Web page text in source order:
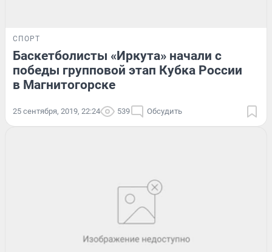
СПОРТ
Баскетболисты «Иркута» начали с
победы групповой этап Кубка России
в Магнитогорске
25 сентября, 2019, 22:24 539 Обсудить